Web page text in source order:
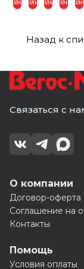
(65)
Назад к
Связаться с
О компании
Договор-оферта
Соглашение на
Контакты
Помощь
Условия оплаты